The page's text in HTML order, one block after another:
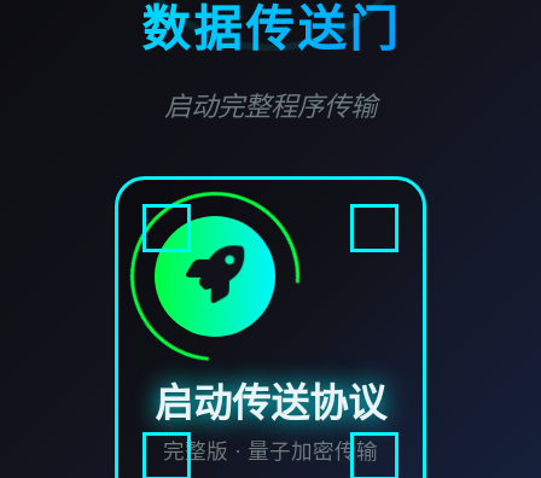
数据传送门
启动完整程序传输
启动传送协议
完整版 · 量子加密传输